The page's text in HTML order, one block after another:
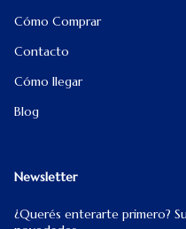
Cómo Comprar
Contacto
Cómo llegar
Blog
Newsletter
¿Querés enterarte primero?